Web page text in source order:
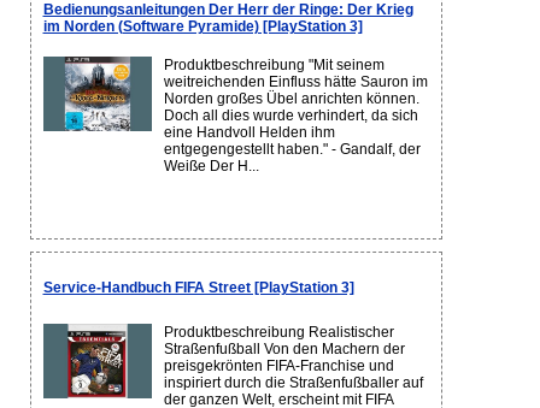
Bedienungsanleitungen Der Herr der Ringe: Der Krieg
im Norden (Software Pyramide) [PlayStation 3]
Produktbeschreibung "Mit seinem
weitreichenden Einfluss hätte Sauron im
Norden großes Übel anrichten können.
Doch all dies wurde verhindert, da sich
eine Handvoll Helden ihm
entgegengestellt haben." - Gandalf, der
Weiße Der H...
Service-Handbuch FIFA Street [PlayStation 3]
Produktbeschreibung Realistischer
Straßenfußball Von den Machern der
preisgekrönten FIFA-Franchise und
inspiriert durch die Straßenfußballer auf
der ganzen Welt, erscheint mit FIFA